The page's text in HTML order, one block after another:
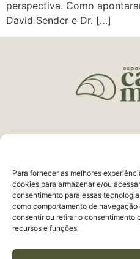
Para fornecer as melhores
cookies para armazenar e/ou
consentimento para essas
como comportamento de
consentir ou retirar o consentimento
recursos e funções.
perspectiva. Como
David Sender e Dr. […]
Telefone:(32) 3321-
WhatsApp:(32)